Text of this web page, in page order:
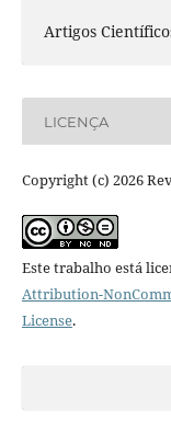
Artigos
LICENÇA
Copyright (c) 2026
Este trabalho está
Attribution-
License.